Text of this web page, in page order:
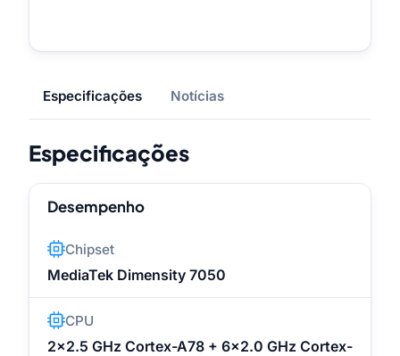
Especificações Notícias
Especificações
Desempenho
Chipset
MediaTek Dimensity 7050
CPU
2x2.5 GHz Cortex-A78 + 6x2.0 GHz Cortex-